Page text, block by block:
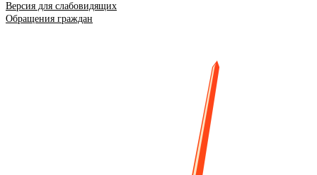
Версия для слабовидящих
Обращения граждан